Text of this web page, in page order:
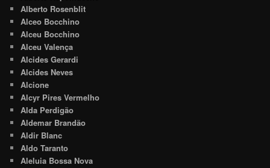
Alberto Rosenblit
Alceo Bocchino
Alceu Bocchino
Alceu Valença
Alcides Gerardi
Alcides Neves
Alcione
Alcyr Pires Vermelho
Alda Perdigão
Aldemar Brandão
Aldir Blanc
Aldo Taranto
Aleluia Bossa Nova